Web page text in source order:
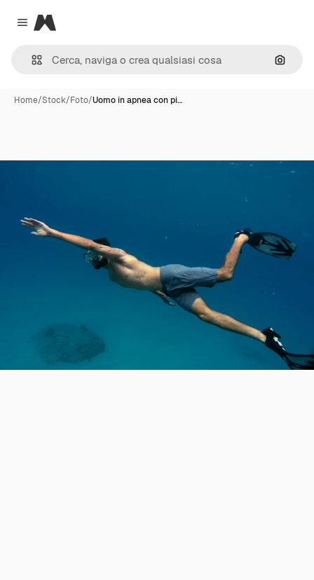
Close menu
Magnific
Cerca
Home/Stock/Foto/Uomo in apnea con pi…